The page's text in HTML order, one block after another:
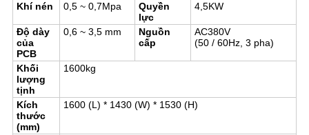
Khí nén 0,5 ~ 0,7Mpa
Quyền
lực
4,5KW
Độ dày
của
PCB
0,6 ~ 3,5 mm
Nguồn
cấp
AC380V
(50 / 60Hz, 3 pha)
Khối
lượng
tịnh
1600kg
Kích
thước
(mm)
1600 (L) * 1430 (W) * 1530 (H)